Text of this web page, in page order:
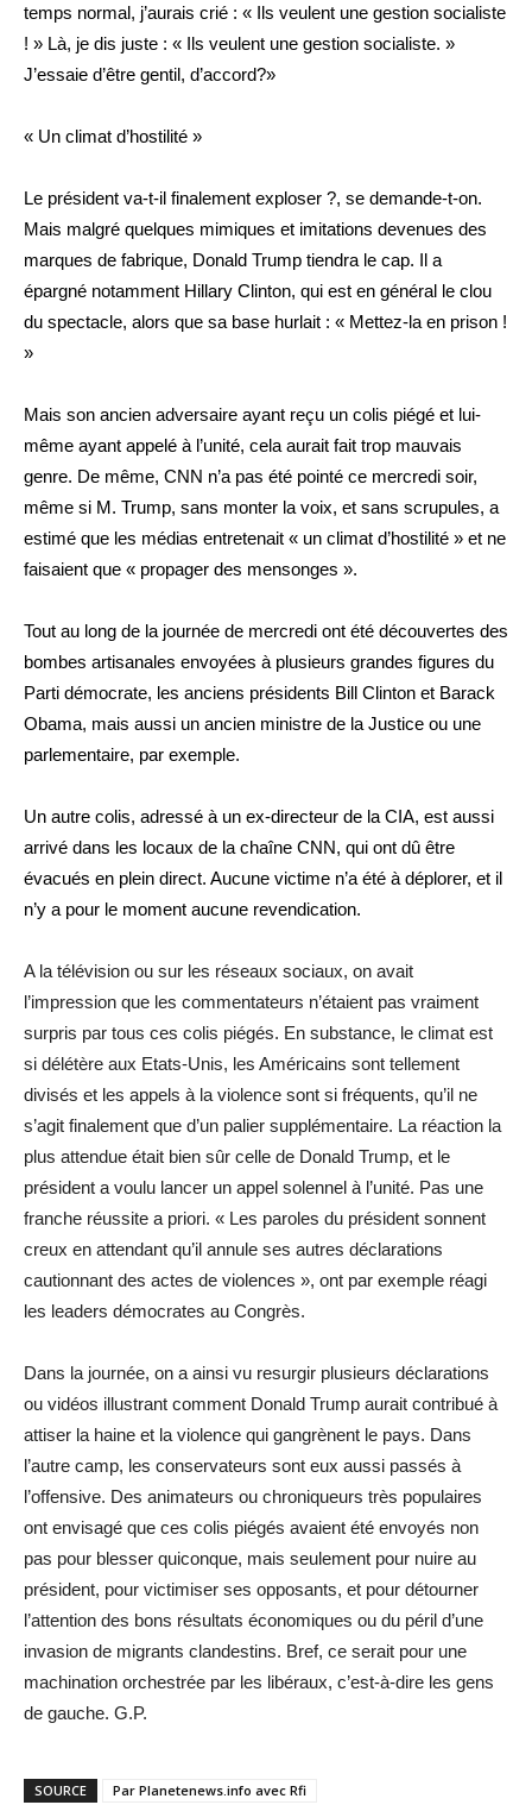
temps normal, j’aurais crié : « Ils veulent une gestion socialiste
! » Là, je dis juste : « Ils veulent une gestion socialiste. »
J’essaie d’être gentil, d’accord?»
« Un climat d’hostilité »
Le président va-t-il finalement exploser ?, se demande-t-on.
Mais malgré quelques mimiques et imitations devenues des
marques de fabrique, Donald Trump tiendra le cap. Il a
épargné notamment Hillary Clinton, qui est en général le clou
du spectacle, alors que sa base hurlait : « Mettez-la en prison !
»
Mais son ancien adversaire ayant reçu un colis piégé et lui-
même ayant appelé à l’unité, cela aurait fait trop mauvais
genre. De même, CNN n’a pas été pointé ce mercredi soir,
même si M. Trump, sans monter la voix, et sans scrupules, a
estimé que les médias entretenait « un climat d’hostilité » et ne
faisaient que « propager des mensonges ».
Tout au long de la journée de mercredi ont été découvertes des
bombes artisanales envoyées à plusieurs grandes figures du
Parti démocrate, les anciens présidents Bill Clinton et Barack
Obama, mais aussi un ancien ministre de la Justice ou une
parlementaire, par exemple.
Un autre colis, adressé à un ex-directeur de la CIA, est aussi
arrivé dans les locaux de la chaîne CNN, qui ont dû être
évacués en plein direct. Aucune victime n’a été à déplorer, et il
n’y a pour le moment aucune revendication.
A la télévision ou sur les réseaux sociaux, on avait
l’impression que les commentateurs n’étaient pas vraiment
surpris par tous ces colis piégés. En substance, le climat est
si délétère aux Etats-Unis, les Américains sont tellement
divisés et les appels à la violence sont si fréquents, qu’il ne
s’agit finalement que d’un palier supplémentaire. La réaction la
plus attendue était bien sûr celle de Donald Trump, et le
président a voulu lancer un appel solennel à l’unité. Pas une
franche réussite a priori. « Les paroles du président sonnent
creux en attendant qu’il annule ses autres déclarations
cautionnant des actes de violences », ont par exemple réagi
les leaders démocrates au Congrès.
Dans la journée, on a ainsi vu resurgir plusieurs déclarations
ou vidéos illustrant comment Donald Trump aurait contribué à
attiser la haine et la violence qui gangrènent le pays. Dans
l’autre camp, les conservateurs sont eux aussi passés à
l’offensive. Des animateurs ou chroniqueurs très populaires
ont envisagé que ces colis piégés avaient été envoyés non
pas pour blesser quiconque, mais seulement pour nuire au
président, pour victimiser ses opposants, et pour détourner
l’attention des bons résultats économiques ou du péril d’une
invasion de migrants clandestins. Bref, ce serait pour une
machination orchestrée par les libéraux, c’est-à-dire les gens
de gauche. G.P.
SOURCE Par Planetenews.info avec Rfi